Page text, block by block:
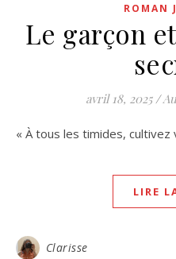
ROMAN
Le garçon
avril 18, 2025 /
« À tous les timides, cultivez
LIRE
Clarisse